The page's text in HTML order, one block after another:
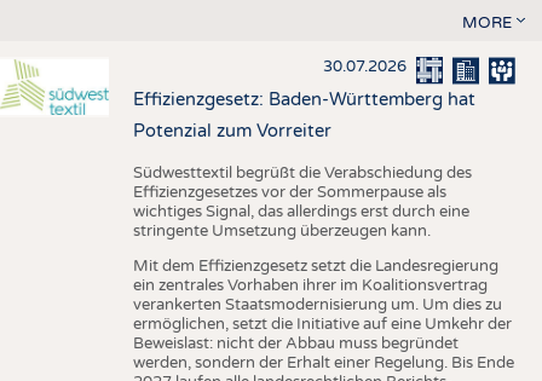
MORE
30.07.2026
Effizienzgesetz: Baden-Württemberg hat
Potenzial zum Vorreiter
Südwesttextil begrüßt die Verabschiedung des
Effizienzgesetzes vor der Sommerpause als
wichtiges Signal, das allerdings erst durch eine
stringente Umsetzung überzeugen kann.
Mit dem Effizienzgesetz setzt die Landesregierung
ein zentrales Vorhaben ihrer im Koalitionsvertrag
verankerten Staatsmodernisierung um. Um dies zu
ermöglichen, setzt die Initiative auf eine Umkehr der
Beweislast: nicht der Abbau muss begründet
werden, sondern der Erhalt einer Regelung. Bis Ende